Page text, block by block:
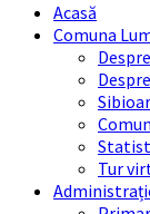
Acasă
Comuna
Tur